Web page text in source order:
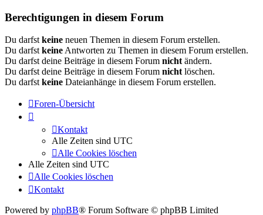
Berechtigungen in diesem Forum
Du darfst keine neuen Themen in diesem Forum erstellen.
Du darfst keine Antworten zu Themen in diesem Forum erstellen.
Du darfst deine Beiträge in diesem Forum nicht ändern.
Du darfst deine Beiträge in diesem Forum nicht löschen.
Du darfst keine Dateianhänge in diesem Forum erstellen.
Foren-Übersicht
Kontakt
Alle Zeiten sind UTC
Alle Cookies löschen
Alle Zeiten sind UTC
Alle Cookies löschen
Kontakt
Powered by phpBB® Forum Software © phpBB Limited